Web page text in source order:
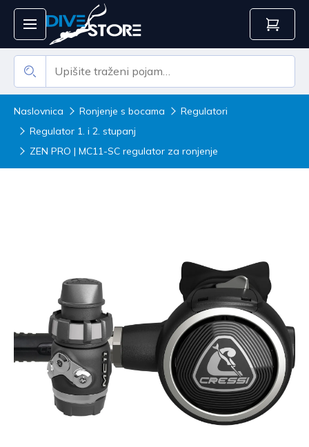
Naslovnica Ronjenje s bocama
Regulatori
Regulator 1. i 2. stupanj
ZEN PRO | MC11-SC regulator za ronjenje